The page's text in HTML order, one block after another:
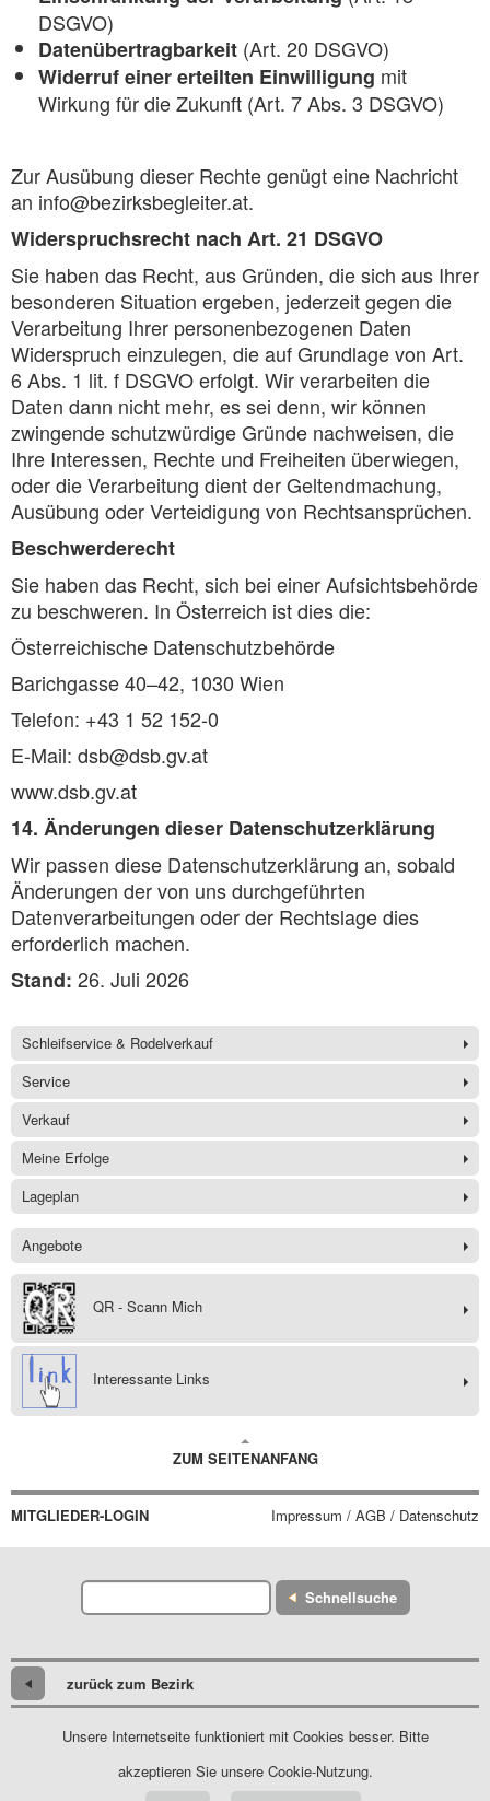
DSGVO)
Datenübertragbarkeit (Art. 20 DSGVO)
Widerruf einer erteilten Einwilligung mit
Wirkung für die Zukunft (Art. 7 Abs. 3 DSGVO)
Zur Ausübung dieser Rechte genügt eine Nachricht
an info@bezirksbegleiter.at.
Widerspruchsrecht nach Art. 21 DSGVO
Sie haben das Recht, aus Gründen, die sich aus Ihrer
besonderen Situation ergeben, jederzeit gegen die
Verarbeitung Ihrer personenbezogenen Daten
Widerspruch einzulegen, die auf Grundlage von Art.
6 Abs. 1 lit. f DSGVO erfolgt. Wir verarbeiten die
Daten dann nicht mehr, es sei denn, wir können
zwingende schutzwürdige Gründe nachweisen, die
Ihre Interessen, Rechte und Freiheiten überwiegen,
oder die Verarbeitung dient der Geltendmachung,
Ausübung oder Verteidigung von Rechtsansprüchen.
Beschwerderecht
Sie haben das Recht, sich bei einer Aufsichtsbehörde
zu beschweren. In Österreich ist dies die:
Österreichische Datenschutzbehörde
Barichgasse 40–42, 1030 Wien
Telefon: +43 1 52 152-0
E-Mail: dsb@dsb.gv.at
www.dsb.gv.at
14. Änderungen dieser Datenschutzerklärung
Wir passen diese Datenschutzerklärung an, sobald
Änderungen der von uns durchgeführten
Datenverarbeitungen oder der Rechtslage dies
erforderlich machen.
Stand: 26. Juli 2026
Schleifservice & Rodelverkauf
Service
Verkauf
Meine Erfolge
Lageplan
Angebote
QR - Scann Mich
Interessante Links
ZUM SEITENANFANG
MITGLIEDER-LOGIN Impressum / AGB / Datenschutz
Schnellsuche
zurück zum Bezirk
Unsere Internetseite funktioniert mit Cookies besser. Bitte
akzeptieren Sie unsere Cookie-Nutzung.